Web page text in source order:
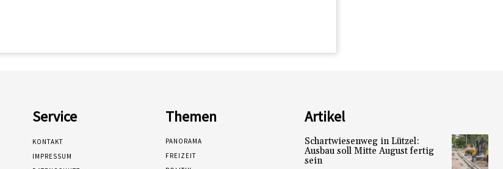
Service
KONTAKT
IMPRESSUM
Themen
PANORAMA
FREIZEIT
Artikel
Schartwiesenweg in Lützel:
Ausbau soll Mitte August fertig
sein